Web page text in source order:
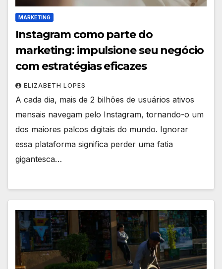
MARKETING
Instagram como parte do
marketing: impulsione seu negócio
com estratégias eficazes
ELIZABETH LOPES
A cada dia, mais de 2 bilhões de usuários ativos
mensais navegam pelo Instagram, tornando-o um
dos maiores palcos digitais do mundo. Ignorar
essa plataforma significa perder uma fatia
gigantesca…